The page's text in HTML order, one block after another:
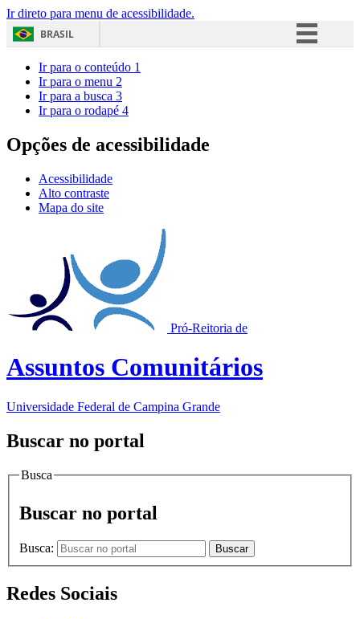
Ir direto para menu de acessibilidade.
BRASIL
Acesso à informação
Ir para o conteúdo 1
Ir para o menu 2
Ir para a busca 3
Ir para o rodapé 4
Opções de acessibilidade
Acessibilidade
Alto contraste
Mapa do site
Pró-Reitoria de
Assuntos Comunitários
Universidade Federal de Campina Grande
Buscar no portal
Busca
Buscar no portal
Busca: Buscar
Redes Sociais